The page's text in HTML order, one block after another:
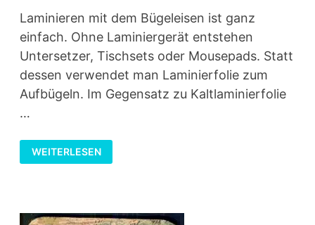
Laminieren mit dem Bügeleisen ist ganz
einfach. Ohne Laminiergerät entstehen
Untersetzer, Tischsets oder Mousepads. Statt
dessen verwendet man Laminierfolie zum
Aufbügeln. Im Gegensatz zu Kaltlaminierfolie
…
LAMINIEREN
MIT
DEM
WEITERLESEN